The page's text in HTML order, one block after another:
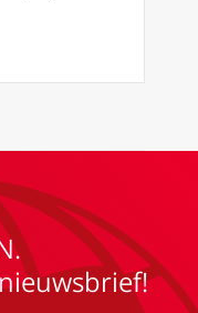
Concilie’ en de